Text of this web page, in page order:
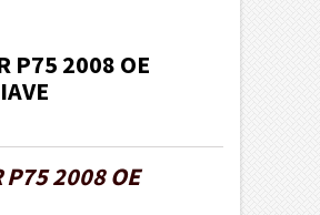
P75 2008 OE
P75 2008 OE